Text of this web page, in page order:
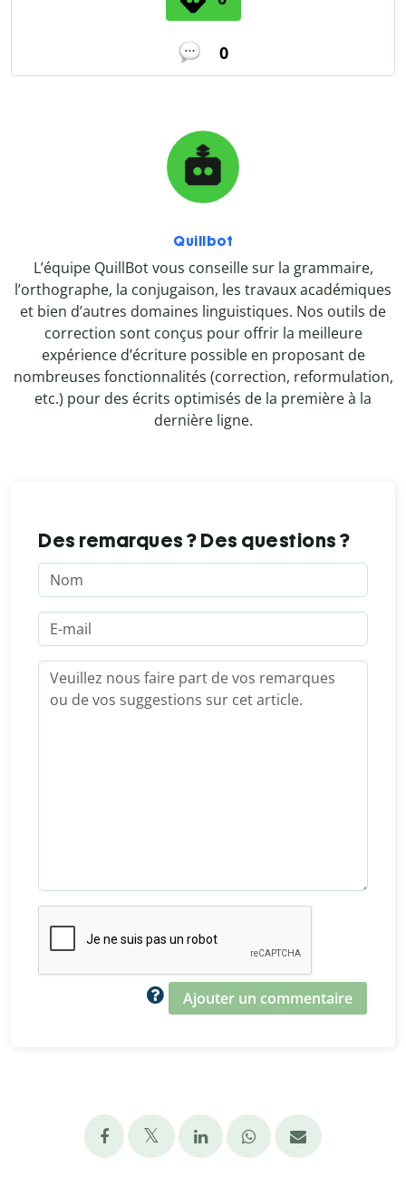
0
Quillbot
L’équipe QuillBot vous conseille sur la grammaire,
l’orthographe, la conjugaison, les travaux académiques
et bien d’autres domaines linguistiques. Nos outils de
correction sont conçus pour offrir la meilleure
expérience d’écriture possible en proposant de
nombreuses fonctionnalités (correction, reformulation,
etc.) pour des écrits optimisés de la première à la
dernière ligne.
Des remarques ? Des questions ?
Ajouter un commentaire